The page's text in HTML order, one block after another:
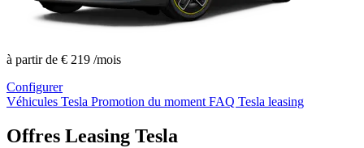
à partir de € 219 /mois
Configurer
Véhicules Tesla Promotion du momentFAQ Tesla leasing
Offres Leasing Tesla